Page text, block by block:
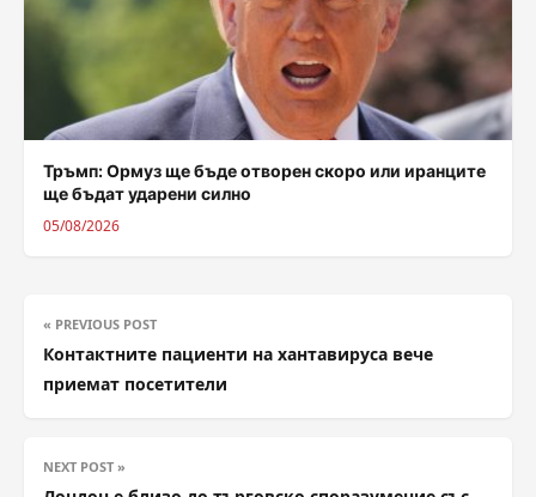
Тръмп: Ормуз ще бъде отворен скоро или иранците
ще бъдат ударени силно
05/08/2026
« PREVIOUS POST
Контактните пациенти на хантавируса вече
приемат посетители
NEXT POST »